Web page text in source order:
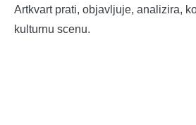
Artkvart prati, objavljuje, analizira,
kulturnu scenu.